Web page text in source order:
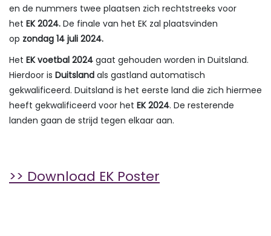
en de nummers twee plaatsen zich rechtstreeks voor
het EK 2024. De finale van het EK zal plaatsvinden
op zondag 14 juli 2024.
Het EK voetbal 2024 gaat gehouden worden in Duitsland.
Hierdoor is Duitsland als gastland automatisch
gekwalificeerd. Duitsland is het eerste land die zich hiermee
heeft gekwalificeerd voor het EK 2024. De resterende
landen gaan de strijd tegen elkaar aan.
>> Download EK Poster